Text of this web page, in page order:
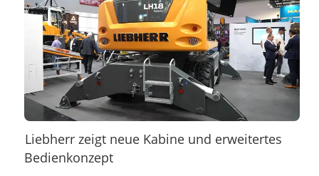
Liebherr zeigt neue Kabine und erweitertes
Bedienkonzept